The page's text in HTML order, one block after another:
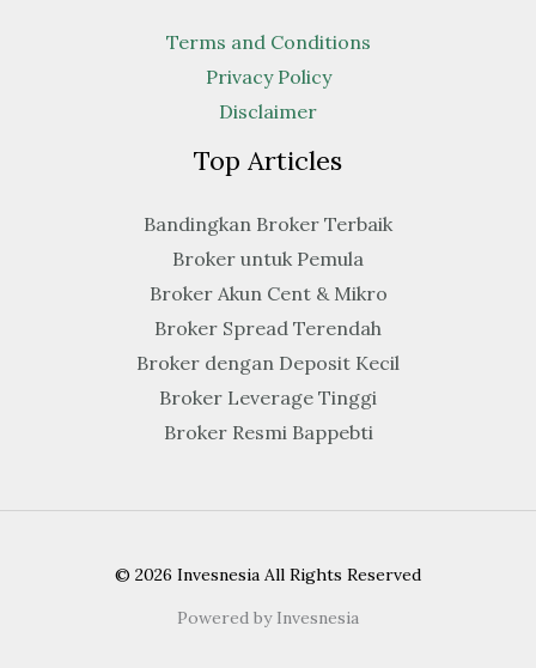
Terms and Conditions
Privacy Policy
Disclaimer
Top Articles
Bandingkan Broker Terbaik
Broker untuk Pemula
Broker Akun Cent & Mikro
Broker Spread Terendah
Broker dengan Deposit Kecil
Broker Leverage Tinggi
Broker Resmi Bappebti
© 2026 Invesnesia All Rights Reserved
Powered by Invesnesia